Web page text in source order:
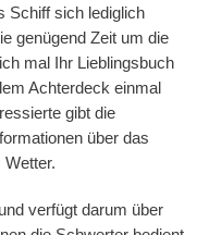
Schiff sich lediglich
genügend Zeit um die
mal Ihr Lieblingsbuch
Achterdeck einmal
gibt die
über das
Wetter.
verfügt darum über